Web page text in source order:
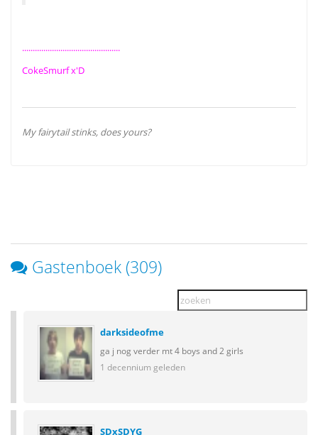
..............................................
CokeSmurf x'D
My fairytail stinks, does yours?
Gastenboek (309)
darksideofme
ga j nog verder mt 4 boys and 2 girls
1 decennium geleden
SDxSDYG